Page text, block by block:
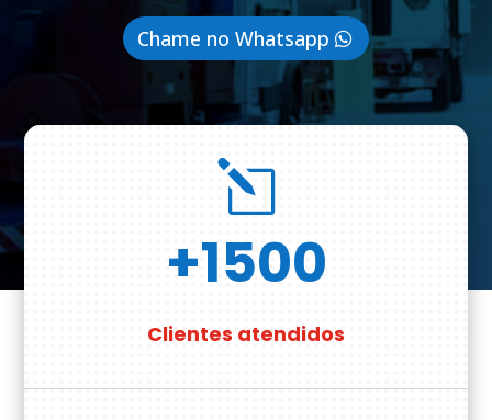
Chame no Whatsapp
l
+1500
Clientes atendidos